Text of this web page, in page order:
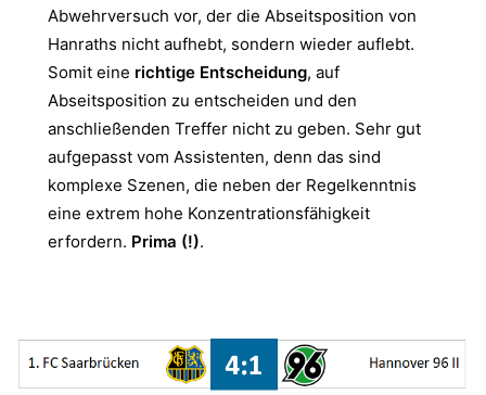
Abwehrversuch vor, der die Abseitsposition von
Hanraths nicht aufhebt, sondern wieder auflebt.
Somit eine richtige Entscheidung, auf
Abseitsposition zu entscheiden und den
anschließenden Treffer nicht zu geben. Sehr gut
aufgepasst vom Assistenten, denn das sind
komplexe Szenen, die neben der Regelkenntnis
eine extrem hohe Konzentrationsfähigkeit
erfordern. Prima (!).